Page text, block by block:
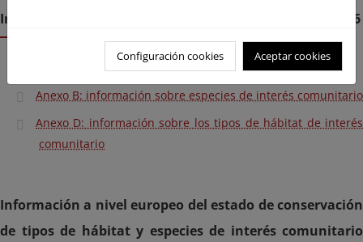
Informe de aplicación de la Directiva Hábitats 2001-2006
Anexo A: información general
Anexo B: información sobre especies de interés comunitario
Anexo D: información sobre los tipos de hábitat de interés
comunitario
Información a nivel europeo del estado de conservación
de tipos de hábitat y especies de interés comunitario
Configuración cookies Aceptar cookies